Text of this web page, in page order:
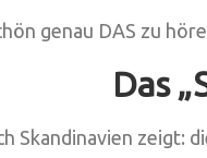
genau DAS zu
Das
Skandinavien zeigt: